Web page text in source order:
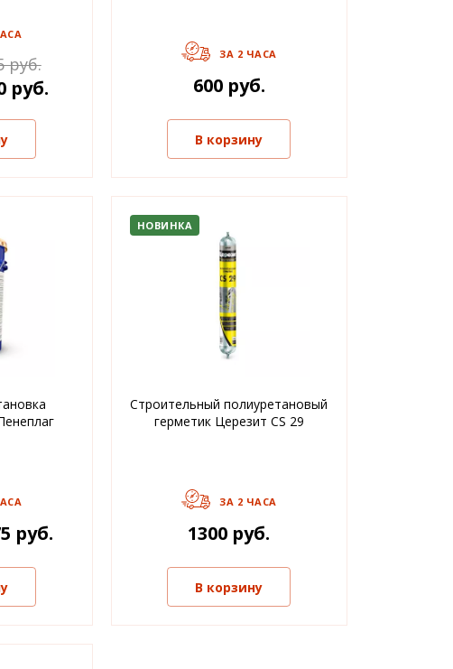
руб.
руб.
ЗА 2 ЧАСА
600 руб.
В корзину
руб.
НОВИНКА
Строительный полиуретановый
герметик Церезит CS 29
ЗА 2 ЧАСА
1300 руб.
В корзину